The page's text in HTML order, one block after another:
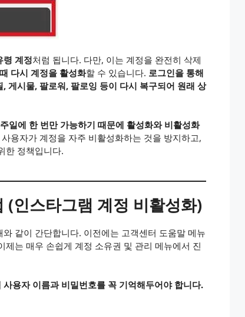
령 계정처럼 됩니다. 다만, 이는 계정을 완전히 삭제
다시 계정을 활성화할 수 있습니다. 로그인을 통해
게시물, 팔로워, 팔로잉 등이 다시 복구되어 원래 상
일에 한 번만 가능하기 때문에 활성화와 비활성화
사용자가 계정을 자주 비활성화하는 것을 방지하고,
한 정책입니다.
(인스타그램 계정 비활성화)
같이 간단합니다. 이전에는 고객센터 도움말 메뉴
제는 매우 손쉽게 계정 소유권 및 관리 메뉴에서 진
용자 이름과 비밀번호를 꼭 기억해두어야 합니다.